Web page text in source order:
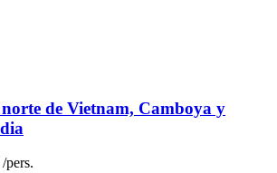
norte de Vietnam, Camboya y
/pers.